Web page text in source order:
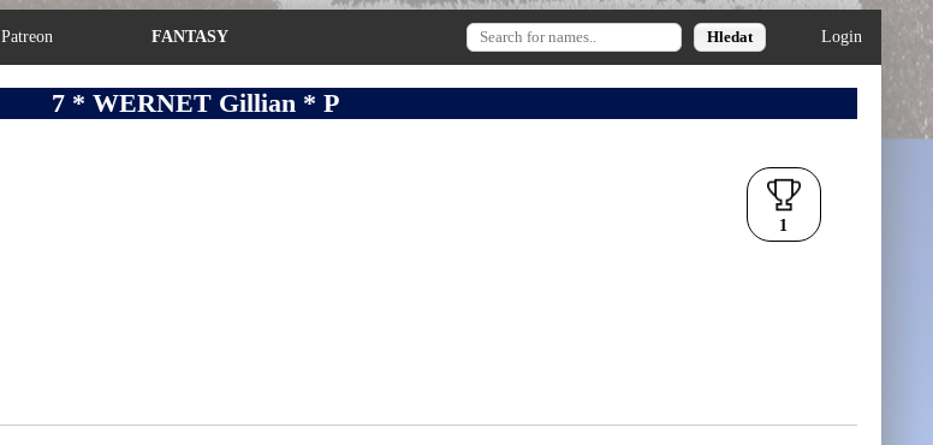
Patreon FANTASY Login
7 * WERNET Gillian * P
1